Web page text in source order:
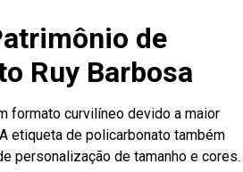
de
Ruy Barbosa
formato curvilíneo devido a maior
etiqueta de policarbonato também
personalização de tamanho e cores.